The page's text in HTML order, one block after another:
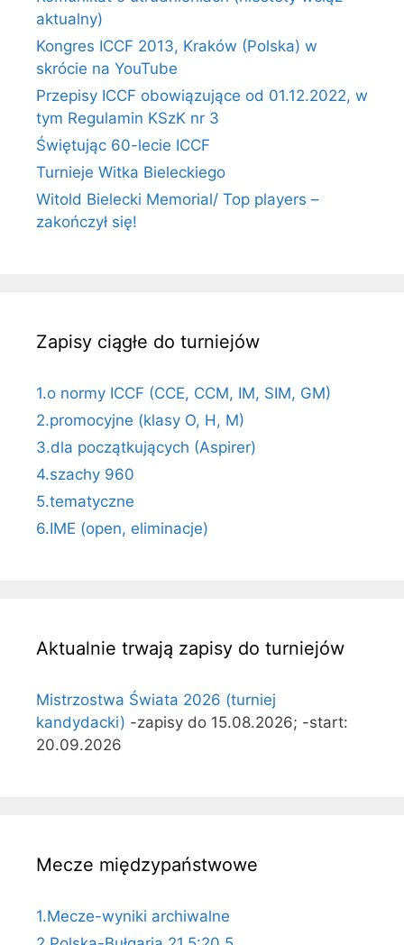
aktualny)
Kongres ICCF 2013, Kraków (Polska) w
skrócie na YouTube
Przepisy ICCF obowiązujące od 01.12.2022, w
tym Regulamin KSzK nr 3
Świętując 60-lecie ICCF
Turnieje Witka Bieleckiego
Witold Bielecki Memorial/ Top players –
zakończył się!
Zapisy ciągłe do turniejów
1.o normy ICCF (CCE, CCM, IM, SIM, GM)
2.promocyjne (klasy O, H, M)
3.dla początkujących (Aspirer)
4.szachy 960
5.tematyczne
6.IME (open, eliminacje)
Aktualnie trwają zapisy do turniejów
Mistrzostwa Świata 2026 (turniej
kandydacki) -zapisy do 15.08.2026; -start:
20.09.2026
Mecze międzypaństwowe
1.Mecze-wyniki archiwalne